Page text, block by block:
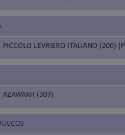
PICCOLO LEVRIERO ITALIANO (200)
AZAWAKH (307)